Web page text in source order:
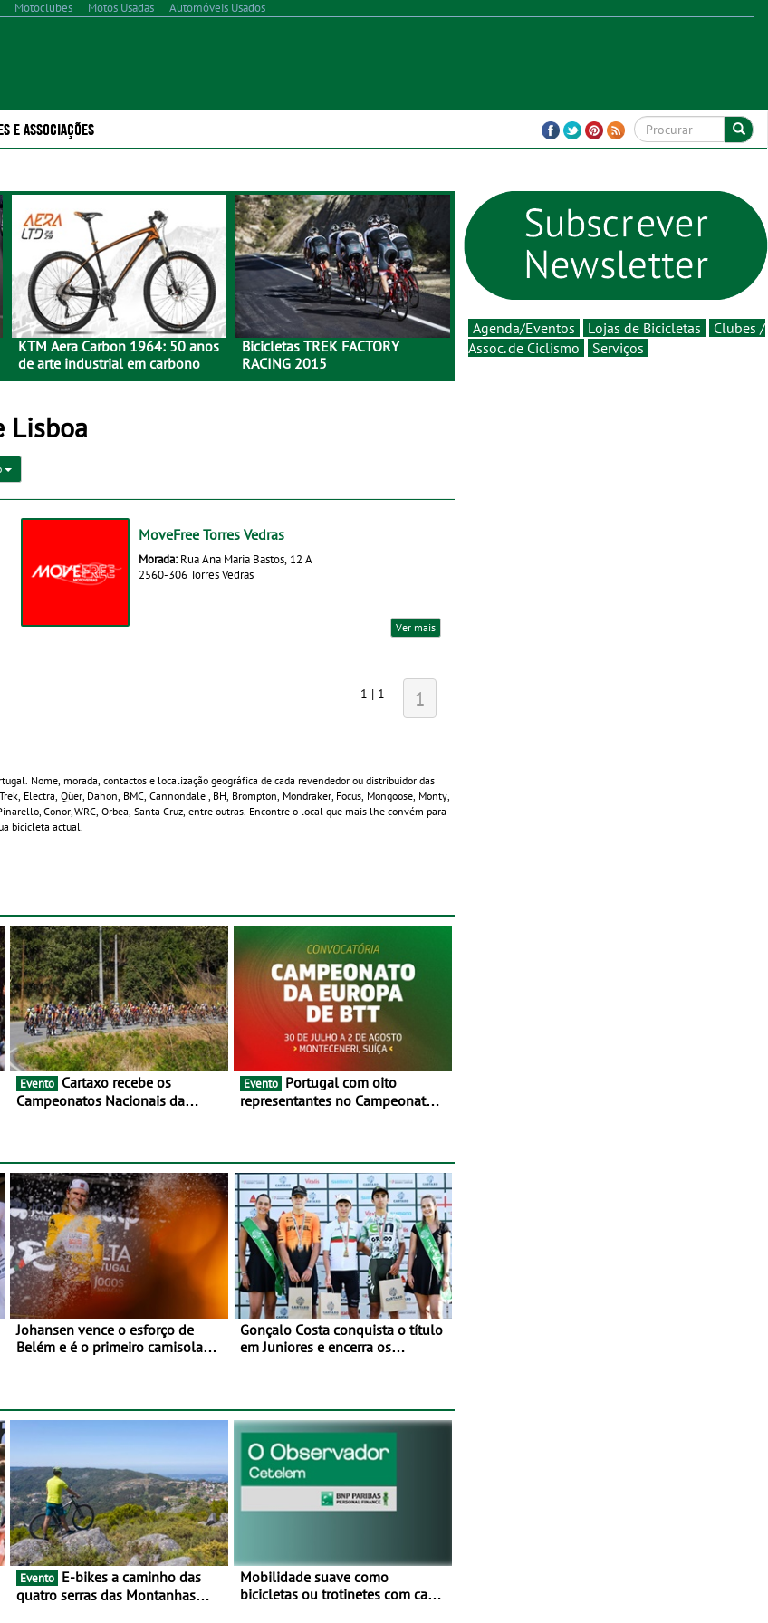
Motoclubes Motos Usadas Automóveis Usados
E ASSOCIAÇÕES
KTM Aera Carbon 1964: 50 anos
de arte industrial em carbono
Bicicletas TREK FACTORY
RACING 2015
Lisboa
MoveFree Torres Vedras
Morada: Rua Ana Maria Bastos, 12 A
2560-306 Torres Vedras
Ver mais
1 | 1 1
Nome, morada, contactos e localização geográfica de cada revendedor ou distribuidor das
Electra, Qüer, Dahon, BMC, Cannondale , BH, Brompton, Mondraker, Focus, Mongoose, Monty,
Conor, WRC, Orbea, Santa Cruz, entre outras. Encontre o local que mais lhe convém para
bicicleta actual.
Evento
Campeonatos Nacionais da
Evento
representantes no Campeonato
Johansen vence o esforço de
Belém e é o primeiro camisola
Gonçalo Costa conquista o título
em Juniores e encerra os
Evento
quatro serras das Montanhas
Mobilidade suave como
bicicletas ou trotinetes com cada
Agenda/Eventos Lojas de Bicicletas
Clubes /
Assoc. de Ciclismo
Serviços